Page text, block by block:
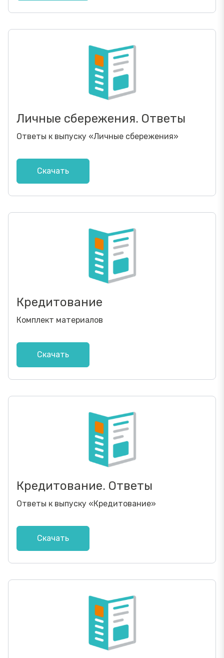
Личные сбережения. Ответы
Ответы к выпуску «Личные сбережения»
Скачать
Кредитование
Комплект материалов
Скачать
Кредитование. Ответы
Ответы к выпуску «Кредитование»
Скачать